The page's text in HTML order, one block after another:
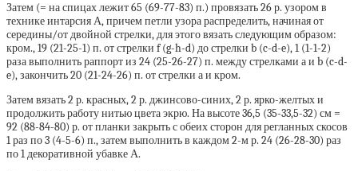
Затем (= на спицах лежит 65 (69-77-83) п.) провязать 26 р. узором в
технике интарсия А, причем петли узора распределить, начиная от
середины/от двойной стрелки, для этого вязать следующим образом:
кром., 19 (21-25-1) п. от стрелки f (g-h-d) до стрелки b (c-d-e), 1 (1-1-2)
раза выполнить раппорт из 24 (25-26-27) п. между стрелками а и b (c-d-
e), закончить 20 (21-24-26) п. от стрелки а и кром.
Затем вязать 2 р. красных, 2 р. джинсово-синих, 2 р. ярко-желтых и
продолжить работу нитью цвета экрю. На высоте 36,5 (35-33,5-32) см =
92 (88-84-80) р. от планки закрыть с обеих сторон для регланных скосов
1 раз по 3 (4-5-6) п., затем выполнить в каждом 2-м р. 24 (26-28-30) раз
по 1 декоративной убавке А.